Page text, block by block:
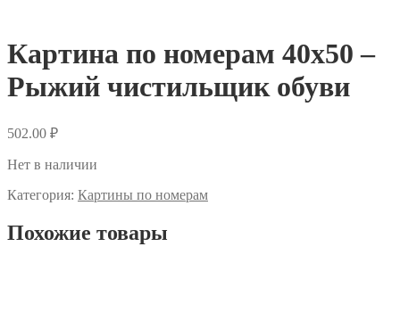
Картина по номерам 40х50 –
Рыжий чистильщик обуви
502.00 ₽
Нет в наличии
Категория: Картины по номерам
Похожие товары